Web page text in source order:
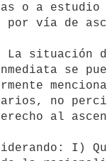
o a
por vía de
se
no
al